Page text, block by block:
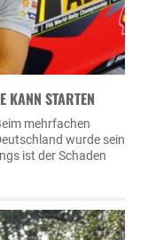
KANN STARTEN
mehrfachen
wurde sein
ist der Schaden